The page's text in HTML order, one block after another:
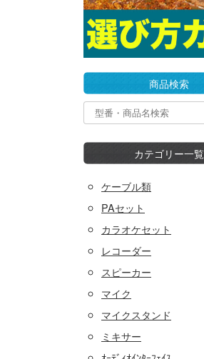
商品検索
カテゴリー一覧
ケーブル類
PAセット
カラオケセット
レコーダー
スピーカー
マイク
マイクスタンド
ミキサー